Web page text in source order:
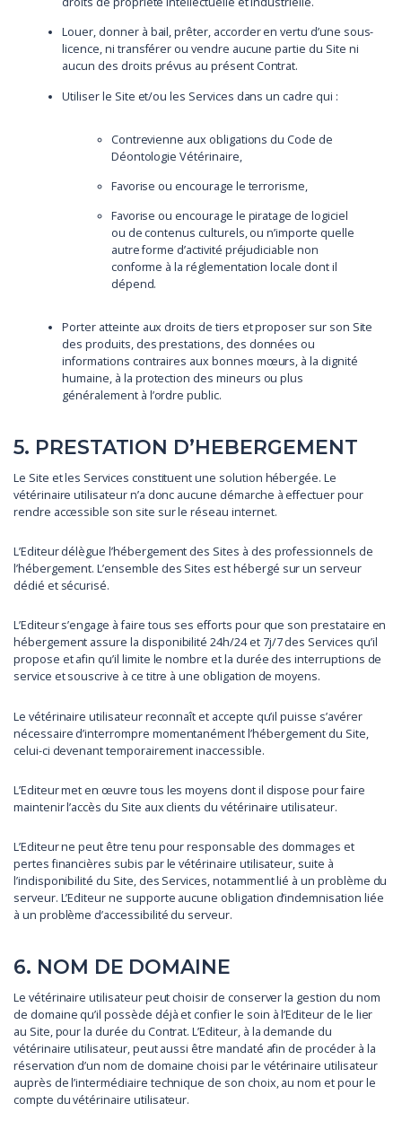
Louer, donner à bail, prêter, accorder en vertu d’une sous-
licence, ni transférer ou vendre aucune partie du Site ni
aucun des droits prévus au présent Contrat.
Utiliser le Site et/ou les Services dans un cadre qui :
Contrevienne aux obligations du Code de
Déontologie Vétérinaire,
Favorise ou encourage le terrorisme,
Favorise ou encourage le piratage de logiciel
ou de contenus culturels, ou n’importe quelle
autre forme d’activité préjudiciable non
conforme à la réglementation locale dont il
dépend.
Porter atteinte aux droits de tiers et proposer sur son Site
des produits, des prestations, des données ou
informations contraires aux bonnes mœurs, à la dignité
humaine, à la protection des mineurs ou plus
généralement à l’ordre public.
5. PRESTATION D’HEBERGEMENT
Le Site et les Services constituent une solution hébergée. Le
vétérinaire utilisateur n’a donc aucune démarche à effectuer pour
rendre accessible son site sur le réseau internet.
L’Editeur délègue l’hébergement des Sites à des professionnels de
l’hébergement. L’ensemble des Sites est hébergé sur un serveur
dédié et sécurisé.
L’Editeur s’engage à faire tous ses efforts pour que son prestataire en
hébergement assure la disponibilité 24h/24 et 7j/7 des Services qu’il
propose et afin qu’il limite le nombre et la durée des interruptions de
service et souscrive à ce titre à une obligation de moyens.
Le vétérinaire utilisateur reconnaît et accepte qu’il puisse s’avérer
nécessaire d’interrompre momentanément l’hébergement du Site,
celui-ci devenant temporairement inaccessible.
L’Editeur met en œuvre tous les moyens dont il dispose pour faire
maintenir l’accès du Site aux clients du vétérinaire utilisateur.
L’Editeur ne peut être tenu pour responsable des dommages et
pertes financières subis par le vétérinaire utilisateur, suite à
l’indisponibilité du Site, des Services, notamment lié à un problème du
serveur. L’Editeur ne supporte aucune obligation d’indemnisation liée
à un problème d’accessibilité du serveur.
6. NOM DE DOMAINE
Le vétérinaire utilisateur peut choisir de conserver la gestion du nom
de domaine qu’il possède déjà et confier le soin à l’Editeur de le lier
au Site, pour la durée du Contrat. L’Editeur, à la demande du
vétérinaire utilisateur, peut aussi être mandaté afin de procéder à la
réservation d’un nom de domaine choisi par le vétérinaire utilisateur
auprès de l’intermédiaire technique de son choix, au nom et pour le
compte du vétérinaire utilisateur.